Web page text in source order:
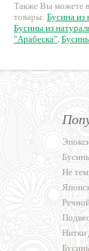
Также Вы можете
товары: Бусина из
Бусины из
"Арабеска",
Не
Нитки